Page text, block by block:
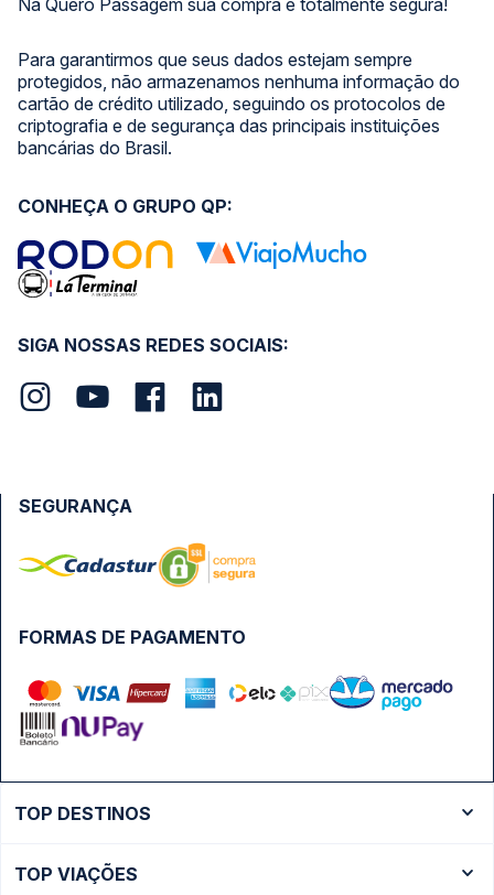
Na Quero Passagem sua compra é totalmente segura!
Para garantirmos que seus dados estejam sempre
protegidos, não armazenamos nenhuma informação do
cartão de crédito utilizado, seguindo os protocolos de
criptografia e de segurança das principais instituições
bancárias do Brasil.
SIGA NOSSAS REDES SOCIAIS:
CONHEÇA O GRUPO QP:
FORMAS DE PAGAMENTO
SEGURANÇA
TOP DESTINOS
Ônibus São Paulo
TOP VIAÇÕES